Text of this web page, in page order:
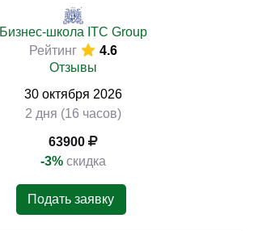
Бизнес-школа ITC Group
Рейтинг
4.6
Отзывы
30 октября 2026
2 дня (16 часов)
63900
-3% скидка
Подать заявку